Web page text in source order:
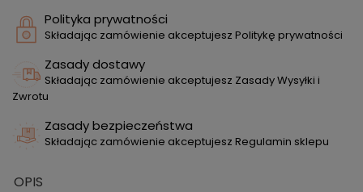
Polityka prywatności
Składając zamówienie akceptujesz Politykę prywatności
Zasady dostawy
Składając zamówienie akceptujesz Zasady Wysyłki i
Zwrotu
Zasady bezpieczeństwa
Składając zamówienie akceptujesz Regulamin sklepu
OPIS